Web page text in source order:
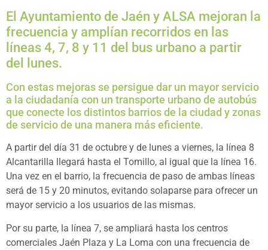
El Ayuntamiento de Jaén y ALSA mejoran la
frecuencia y amplían recorridos en las
líneas 4, 7, 8 y 11 del bus urbano a partir
del lunes.
Con estas mejoras se persigue dar un mayor servicio
a la ciudadanía con un transporte urbano de autobús
que conecte los distintos barrios de la ciudad y zonas
de servicio de una manera más eficiente.
A partir del día 31 de octubre y de lunes a viernes, la línea 8
Alcantarilla llegará hasta el Tomillo, al igual que la línea 16.
Una vez en el barrio, la frecuencia de paso de ambas líneas
será de 15 y 20 minutos, evitando solaparse para ofrecer un
mayor servicio a los usuarios de las mismas.
Por su parte, la línea 7, se ampliará hasta los centros
comerciales Jaén Plaza y La Loma con una frecuencia de